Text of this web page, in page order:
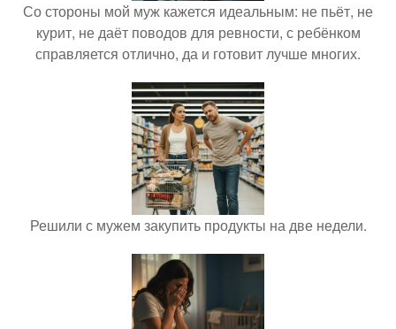
Со стороны мой муж кажется идеальным: не пьёт, не
курит, не даёт поводов для ревности, с ребёнком
справляется отлично, да и готовит лучше многих.
Решили с мужем закупить продукты на две недели.